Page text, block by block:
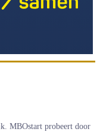
MBOstart probeert door